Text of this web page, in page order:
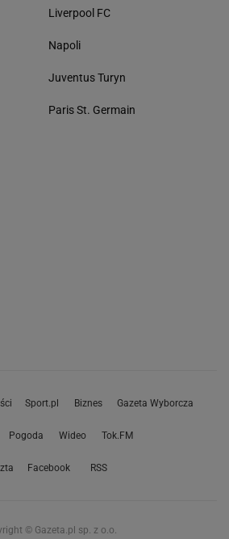
Liverpool FC
Napoli
Juventus Turyn
Paris St. Germain
Sport.pl Biznes Gazeta Wyborcza
Pogoda Wideo Tok.FM
Facebook RSS
© Gazeta.pl sp. z o.o.